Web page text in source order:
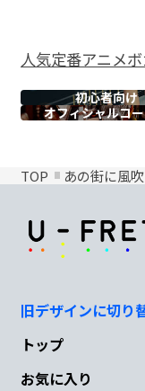
人気定番アニメ
初心者向け
オフィシャルコ
TOP あの街に風
旧デザインに切り
トップ
お気に入り